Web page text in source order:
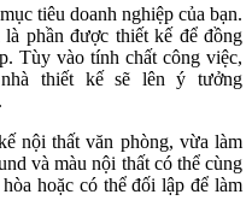
tiêu doanh nghiệp của bạn.
phần được thiết kế để đồng
Tùy vào tính chất công việc,
thiết kế sẽ lên ý tưởng
nội thất văn phòng, vừa làm
và màu nội thất có thể cùng
hoặc có thể đối lập để làm